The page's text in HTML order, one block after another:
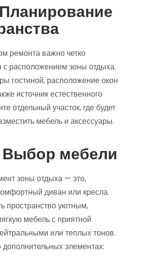
ремонта важно четко
с расположением зоны отдыха.
гостиной, расположение окон
источник естественного
отдельный участок, где будет
мебель и аксессуары.
Выбор мебели
зоны отдыха — это,
диван или кресла.
пространство уютным,
мебель с приятной
или теплых тонов.
дополнительных элементах: